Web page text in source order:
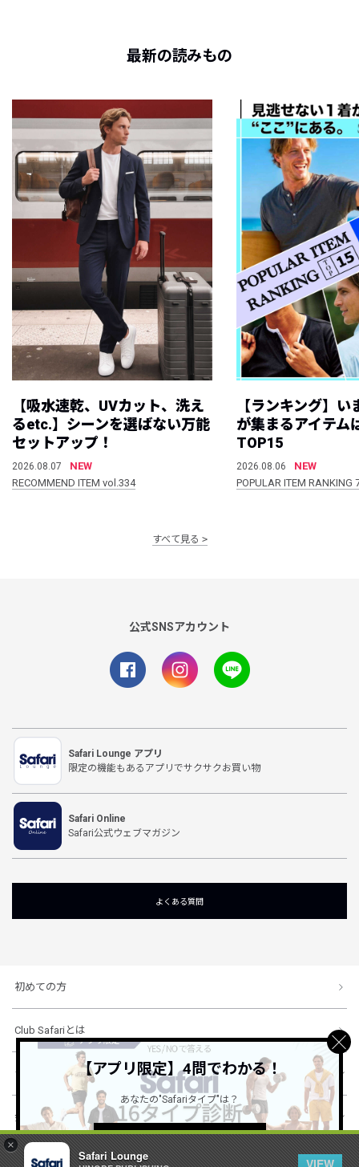
×
Safari Lounge
VIEW
最新の読みもの
【吸水速乾、UVカット、洗え
るetc.】シーンを選ばない万能
セットアップ！
2026.08.07
NEW
RECOMMEND ITEM vol.334
【ランキング】
が集まるアイテム
TOP15
2026.08.06
NEW
POPULAR ITEM
すべて見る
公式SNSアカウント
Safari Lounge アプリ
限定の機能もあるアプリでサクサクお買い物
Safari Online
Safari公式ウェブマガジン
よくある質問
初めての方
Club Safariとは
ショッピングガイド
会社概要・規約
【アプリ限定】4問でわかる！
あなたの"Safariタイプ"は？
詳しくはこちら ＞